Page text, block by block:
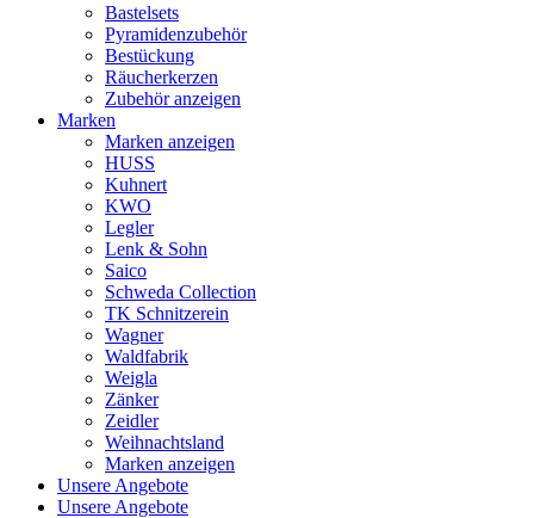
Bastelsets
Pyramidenzubehör
Bestückung
Räucherkerzen
Zubehör anzeigen
Marken
Marken anzeigen
HUSS
Kuhnert
KWO
Legler
Lenk & Sohn
Saico
Schweda Collection
TK Schnitzerein
Wagner
Waldfabrik
Weigla
Zänker
Zeidler
Weihnachtsland
Marken anzeigen
Unsere Angebote
Unsere Angebote